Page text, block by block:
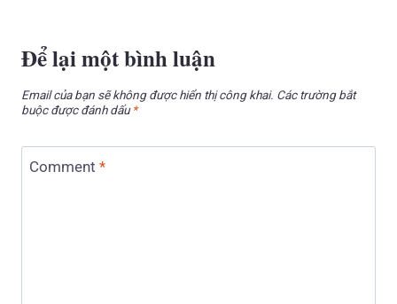
Để lại một bình luận
Email của bạn sẽ không được hiển thị công khai. Các trường bắt
buộc được đánh dấu*
Comment *